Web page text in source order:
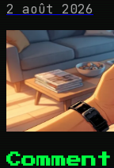
2 août 2026